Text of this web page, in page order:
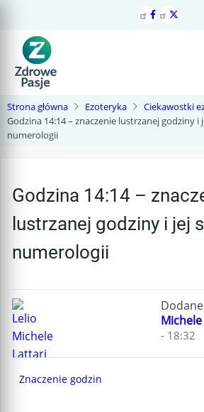
treści
Strona główna Ezoteryka
Ciekawostki
Godzina 14:14 – znaczenie lustrzanej godziny i
numerologii
Godzina 14:14 –
lustrzanej godziny i jej
numerologii
- 18:32
Znaczenie godzin